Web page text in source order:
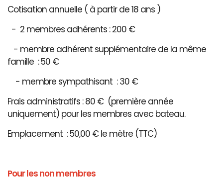
Cotisation annuelle ( à partir de 18 ans )
- 2 membres adhérents : 200 €
- membre adhérent supplémentaire de la même
famille : 50 €
- membre sympathisant : 30 €
Frais administratifs : 80 € (première année
uniquement) pour les membres avec bateau.
Emplacement : 50,00 € le mètre (TTC)
Pour les non membres